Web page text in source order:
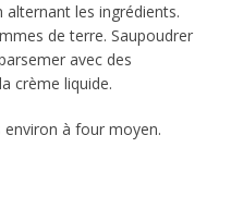
les ingrédients.
de terre. Saupoudrer
avec des
crème liquide.
à four moyen.